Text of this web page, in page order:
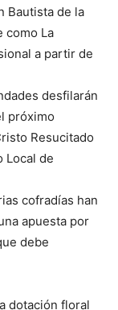
Bautista de la
como La
a partir de
desfilarán
próximo
Resucitado
Local de
cofradías han
apuesta por
debe
dotación floral